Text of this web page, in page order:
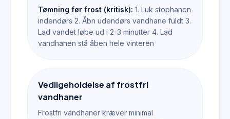
Tømning før frost (kritisk): 1. Luk stophanen
indendørs 2. Åbn udendørs vandhane fuldt 3.
Lad vandet løbe ud i 2-3 minutter 4. Lad
vandhanen stå åben hele vinteren
Vedligeholdelse af frostfri
vandhaner
Frostfri vandhaner kræver minimal